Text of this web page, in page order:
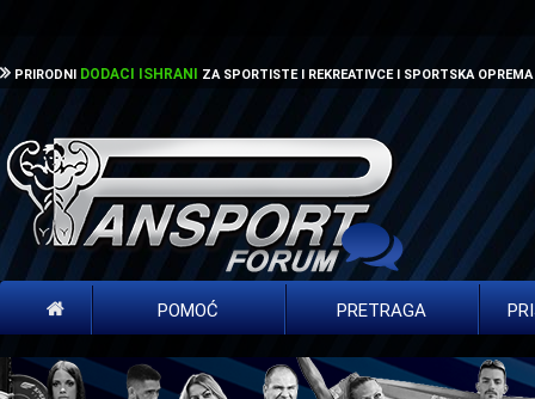
PRIRODNI DODACI ISHRANI ZA SPORTISTE I REKREATIVCE I SPORTSKA OPREMA
POMOĆ PRETRAGA